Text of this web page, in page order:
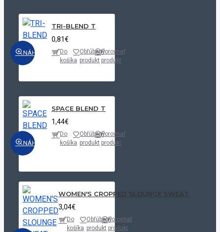
NÁHĽAD
TRI-BLEND T
0,81€
Do
košíka
Obľúbený
produkt
Porovnať
produkt
NÁHĽAD
SPACE BLEND T
1,44€
Do
košíka
Obľúbený
produkt
Porovnať
produkt
WOMEN'S CROPPED SLOUNGE SWEAT
3,04€
Do
košíka
Obľúbený
produkt
Porovnať
produkt